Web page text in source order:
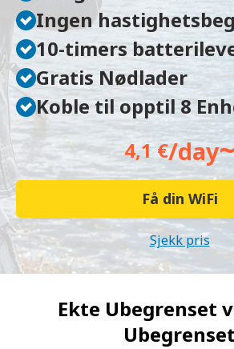
Ingen
10-timers
Gratis Nødlader
Koble til opptil 8
4,1 €/day~
Få din WiFi
Sjekk pris
Ekte Ubegrenset
Ubegrenset